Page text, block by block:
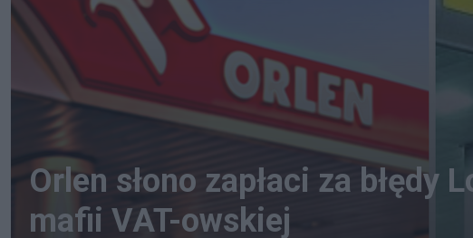
Orlen słono zapłaci za błędy
mafii VAT-owskiej